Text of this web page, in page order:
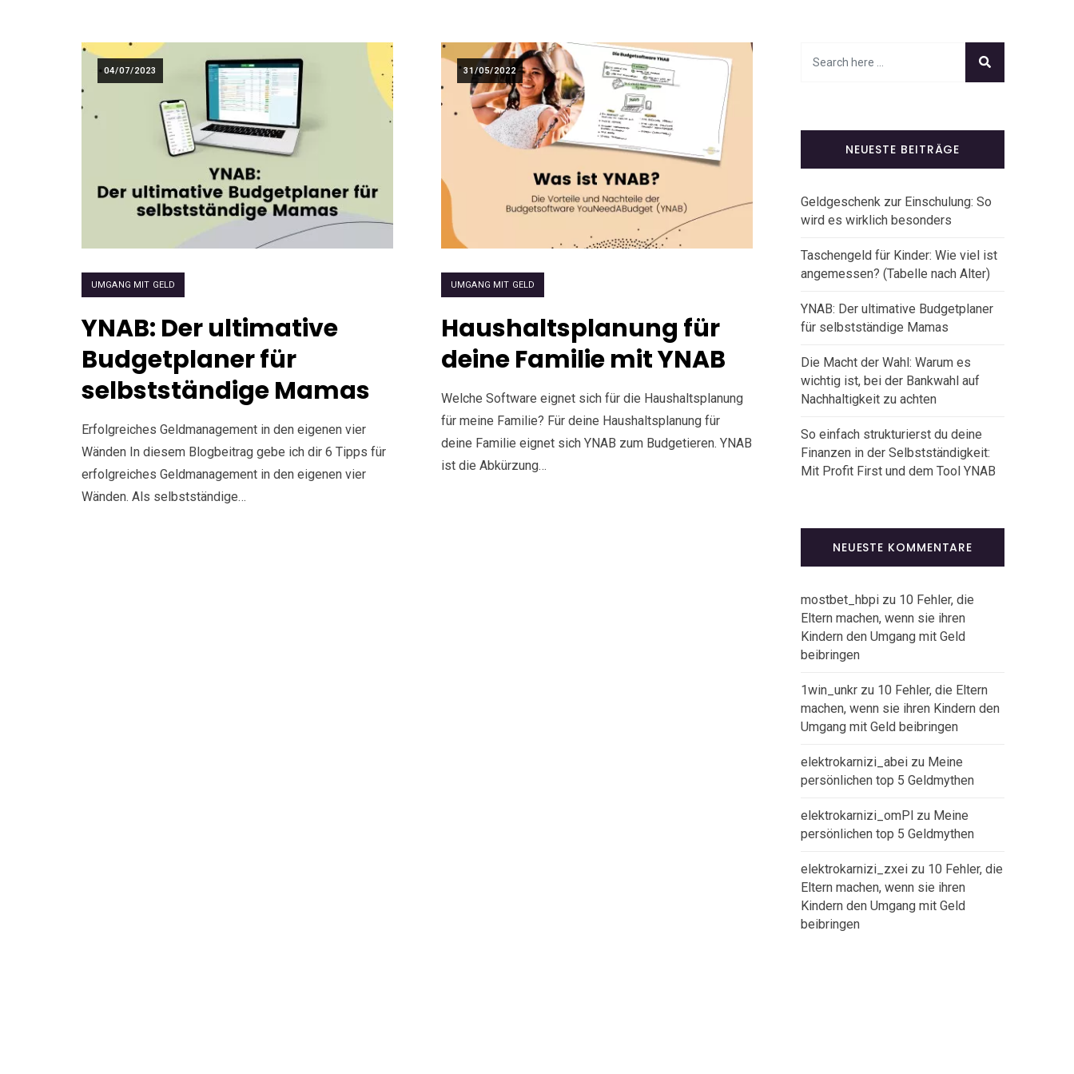
04/07/2023
UMGANG MIT GELD
YNAB: Der ultimative
Budgetplaner für
selbstständige Mamas
Erfolgreiches Geldmanagement in den eigenen vier
Wänden In diesem Blogbeitrag gebe ich dir 6 Tipps für
erfolgreiches Geldmanagement in den eigenen vier
Wänden. Als selbstständige…
31/05/2022
UMGANG MIT GELD
Haushaltsplanung für
deine Familie mit YNAB
Welche Software eignet sich für die Haushaltsplanung
für meine Familie? Für deine Haushaltsplanung für
deine Familie eignet sich YNAB zum Budgetieren. YNAB
ist die Abkürzung…
NEUESTE BEITRÄGE
Geldgeschenk zur Einschulung: So
wird es wirklich besonders
Taschengeld für Kinder: Wie viel ist
angemessen? (Tabelle nach Alter)
YNAB: Der ultimative Budgetplaner
für selbstständige Mamas
Die Macht der Wahl: Warum es
wichtig ist, bei der Bankwahl auf
Nachhaltigkeit zu achten
So einfach strukturierst du deine
Finanzen in der Selbstständigkeit:
Mit Profit First und dem Tool YNAB
NEUESTE KOMMENTARE
mostbet_hbpi zu 10 Fehler, die
Eltern machen, wenn sie ihren
Kindern den Umgang mit Geld
beibringen
1win_unkr zu 10 Fehler, die Eltern
machen, wenn sie ihren Kindern den
Umgang mit Geld beibringen
elektrokarnizi_abei zu Meine
persönlichen top 5 Geldmythen
elektrokarnizi_omPl zu Meine
persönlichen top 5 Geldmythen
elektrokarnizi_zxei zu 10 Fehler, die
Eltern machen, wenn sie ihren
Kindern den Umgang mit Geld
beibringen